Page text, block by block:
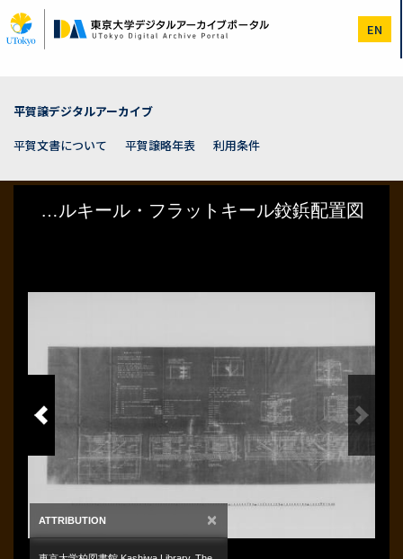
イ
ン
EN
平賀譲デジタルアーカイブ
平賀文書について
平賀譲略年表 利用条件